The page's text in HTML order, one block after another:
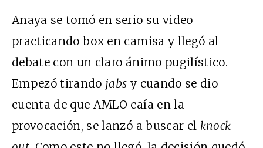
Anaya se tomó en serio su video
practicando box en camisa y llegó al
debate con un claro ánimo pugilístico.
Empezó tirando jabs y cuando se dio
cuenta de que AMLO caía en la
provocación, se lanzó a buscar el knock-